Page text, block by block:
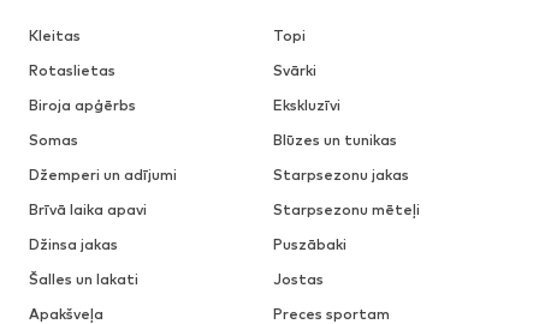
Kleitas
Topi
Rotaslietas
Svārki
Biroja apģērbs
Ekskluzīvi
Somas
Blūzes un tunikas
Džemperi un adījumi
Starpsezonu jakas
Brīvā laika apavi
Starpsezonu mēteļi
Džinsa jakas
Puszābaki
Šalles un lakati
Jostas
Apakšveļa
Preces sportam